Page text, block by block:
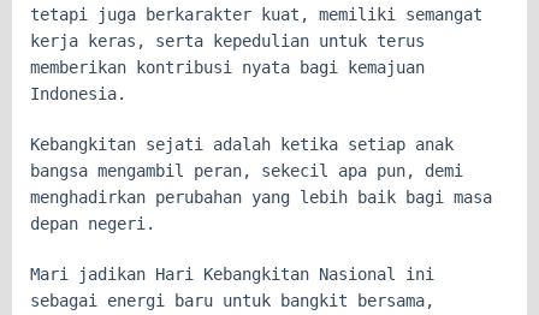
tetapi juga berkarakter kuat, memiliki semangat
kerja keras, serta kepedulian untuk terus
memberikan kontribusi nyata bagi kemajuan
Indonesia.
Kebangkitan sejati adalah ketika setiap anak
bangsa mengambil peran, sekecil apa pun, demi
menghadirkan perubahan yang lebih baik bagi masa
depan negeri.
Mari jadikan Hari Kebangkitan Nasional ini
sebagai energi baru untuk bangkit bersama,